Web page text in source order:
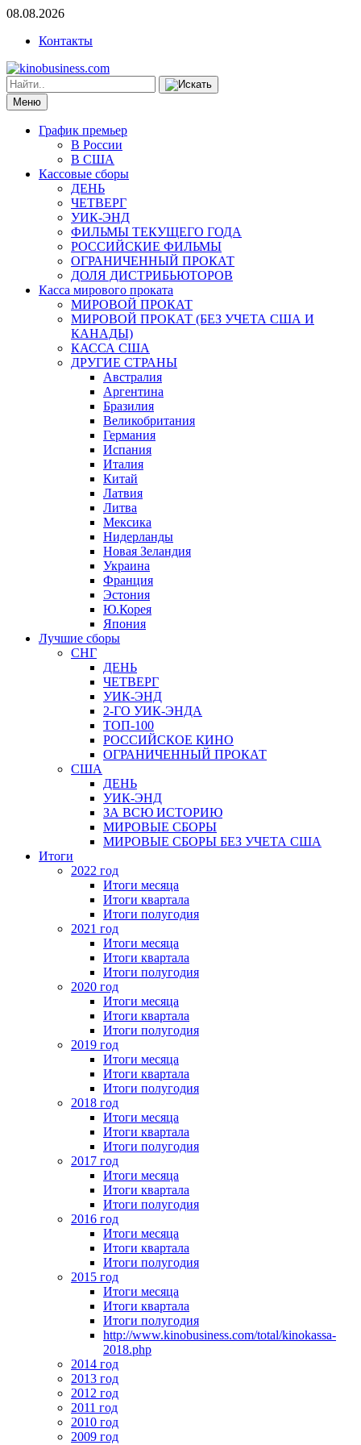
08.08.2026
Контакты
Меню
График премьер
В России
В США
Кассовые сборы
ДЕНЬ
ЧЕТВЕРГ
УИК-ЭНД
ФИЛЬМЫ ТЕКУЩЕГО ГОДА
РОССИЙСКИЕ ФИЛЬМЫ
ОГРАНИЧЕННЫЙ ПРОКАТ
ДОЛЯ ДИСТРИБЬЮТОРОВ
Касса мирового проката
МИРОВОЙ ПРОКАТ
МИРОВОЙ ПРОКАТ (БЕЗ УЧЕТА США И
КАНАДЫ)
КАССА США
ДРУГИЕ СТРАНЫ
Австралия
Аргентина
Бразилия
Великобритания
Германия
Испания
Италия
Китай
Латвия
Литва
Мексика
Нидерланды
Новая Зеландия
Украина
Франция
Эстония
Ю.Корея
Япония
Лучшие сборы
СНГ
ДЕНЬ
ЧЕТВЕРГ
УИК-ЭНД
2-ГО УИК-ЭНДА
ТОП-100
РОССИЙСКОЕ КИНО
ОГРАНИЧЕННЫЙ ПРОКАТ
США
ДЕНЬ
УИК-ЭНД
ЗА ВСЮ ИСТОРИЮ
МИРОВЫЕ СБОРЫ
МИРОВЫЕ СБОРЫ БЕЗ УЧЕТА США
Итоги
2022 год
Итоги месяца
Итоги квартала
Итоги полугодия
2021 год
Итоги месяца
Итоги квартала
Итоги полугодия
2020 год
Итоги месяца
Итоги квартала
Итоги полугодия
2019 год
Итоги месяца
Итоги квартала
Итоги полугодия
2018 год
Итоги месяца
Итоги квартала
Итоги полугодия
2017 год
Итоги месяца
Итоги квартала
Итоги полугодия
2016 год
Итоги месяца
Итоги квартала
Итоги полугодия
2015 год
Итоги месяца
Итоги квартала
Итоги полугодия
http://www.kinobusiness.com/total/kinokassa-
2018.php
2014 год
2013 год
2012 год
2011 год
2010 год
2009 год